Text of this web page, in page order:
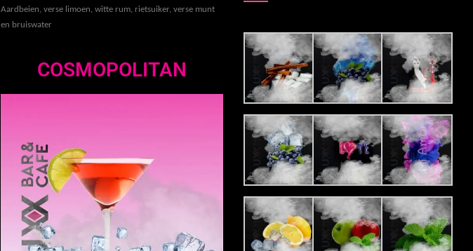
Aardbeien, verse limoen, witte rum, rietsuiker, verse munt
en bruiswater
COSMOPOLITAN